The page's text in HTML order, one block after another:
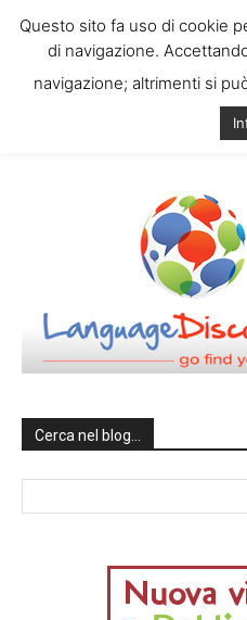
Cerca nel blog…
Questo sito fa uso di cookie
di navigazione.
navigazione; altrimenti si